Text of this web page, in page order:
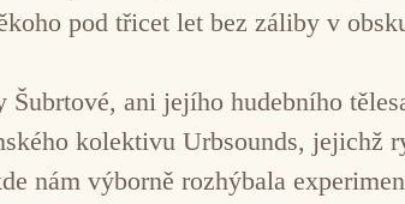
pod třicet let bez záliby v
ani jejího hudebního
kolektivu Urbsounds, jejichž
nám výborně rozhýbala